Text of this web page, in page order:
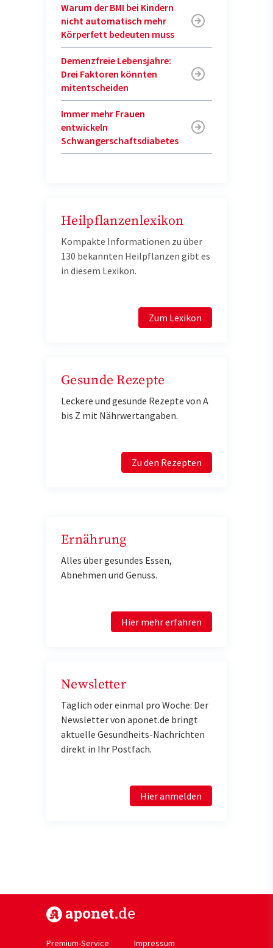
Warum der BMI bei Kindern
nicht automatisch mehr
Körperfett bedeuten muss
Demenzfreie Lebensjahre:
Drei Faktoren könnten
mitentscheiden
Immer mehr Frauen
entwickeln
Schwangerschaftsdiabetes
Heilpflanzenlexikon
Kompakte Informationen zu über
130 bekannten Heilpflanzen gibt es
in diesem Lexikon.
Zum Lexikon
Gesunde Rezepte
Leckere und gesunde Rezepte von A
bis Z mit Nährwertangaben.
Zu den Rezepten
Ernährung
Alles über gesundes Essen,
Abnehmen und Genuss.
Hier mehr erfahren
Newsletter
Täglich oder einmal pro Woche: Der
Newsletter von aponet.de bringt
aktuelle Gesundheits-Nachrichten
direkt in Ihr Postfach.
Hier anmelden
Premium-Service Impressum